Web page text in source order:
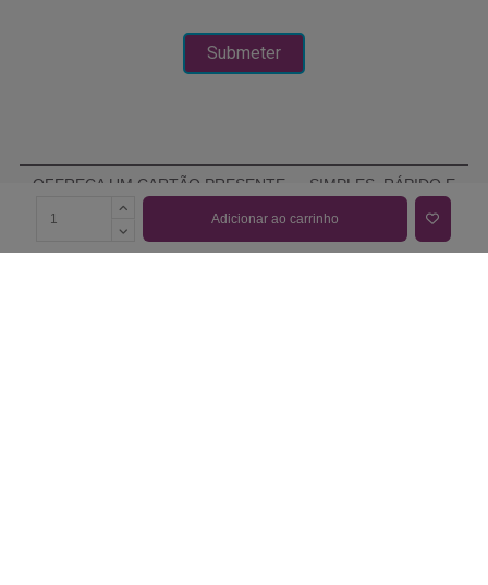
Adicionar ao carrinho
OFEREÇA UM CARTÃO PRESENTE — SIMPLES, RÁPIDO E
ELEGANTE